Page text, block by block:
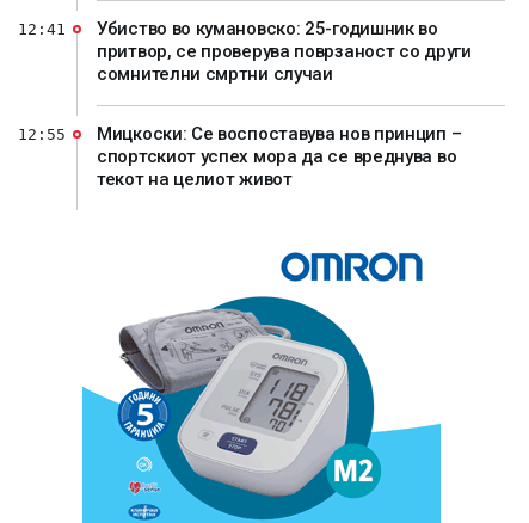
Убиство во кумановско: 25-годишник во
притвор, се проверува поврзаност со други
сомнителни смртни случаи
12:41
Мицкоски: Се воспоставува нов принцип –
спортскиот успех мора да се вреднува во
текот на целиот живот
12:55